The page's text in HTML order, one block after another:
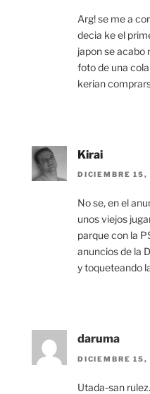
Arg! se me a
decia ke el
japon se acabo
foto de una
kerian
Kirai
DICIEMBRE
No se, en el
unos viejos
parque con la
anuncios de la
y toqueteando
daruma
DICIEMBRE
Utada-san rulez.